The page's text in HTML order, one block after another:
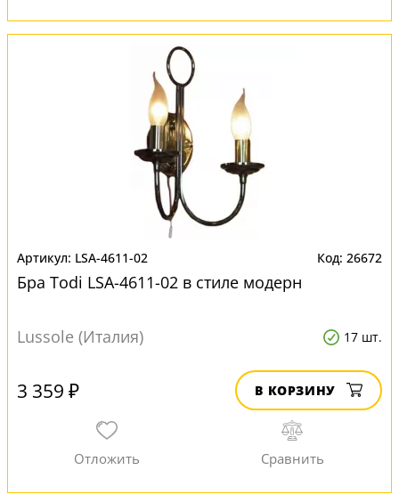
LSA-4611-02 26672
Бра Todi LSA-4611-02 в стиле модерн
Lussole (Италия) 17 шт.
3 359 ₽ В КОРЗИНУ